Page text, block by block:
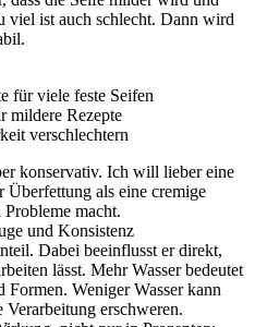
viel ist auch schlecht. Dann wird
für viele feste Seifen
mildere Rezepte
verschlechtern
konservativ. Ich will lieber eine
Überfettung als eine cremige
macht.
und Konsistenz
Dabei beeinflusst er direkt,
lässt. Mehr Wasser bedeutet
Weniger Wasser kann
Verarbeitung erschweren.